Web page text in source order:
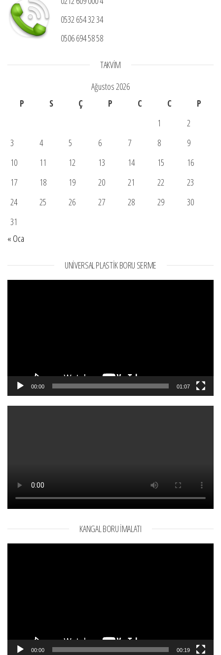
0532 654 32 34
0506 694 58 58
TAKVIM
Ağustos 2026
P
S Ç P C C
P
1
2
3
4 5 6 7 8
9
10
11 12 13 14 15
16
17
18 19 20 21 22
23
24
25 26 27 28 29
30
31
« Oca
UNIVERSAL PLASTIK BORU SERME
00:00 01:07
KANGAL BORU İMALATI
00:00 00:19